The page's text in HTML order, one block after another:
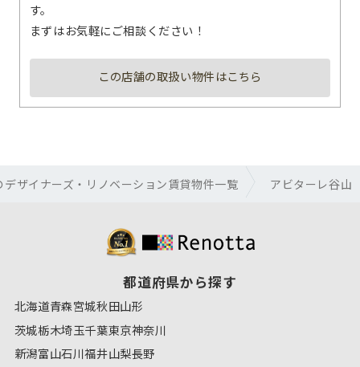
す。
まずはお気軽にご相談ください！
この店舗の取扱い物件はこちら
デザイナーズ・リノベーション賃貸物件一覧 アビターレ谷山
都道府県から探す
北海道青森宮城秋田山形
茨城栃木埼玉千葉東京神奈川
新潟富山石川福井山梨長野